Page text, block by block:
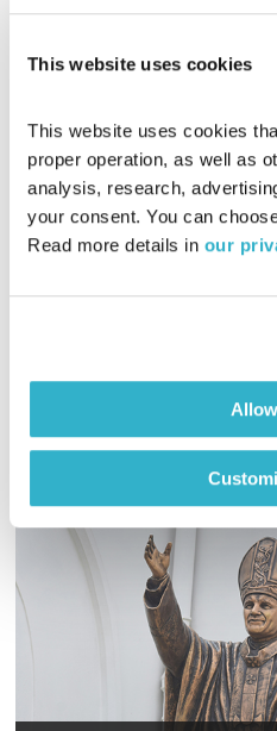
This website uses cookies
This website uses cookies
proper operation, as well as
analysis, research,
your consent. You can
Read more details in ourאיזו השפעה עמוקה יש להם
חולשה, או שאולי גם לה יש